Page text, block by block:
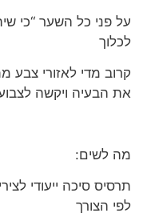
על פני כל השער “כי
לכלוך
קרוב מדי לאזורי צבע
את הבעיה ויקשה
מה לשים:
תרסיס סיכה ייעודי
לפי הצורך